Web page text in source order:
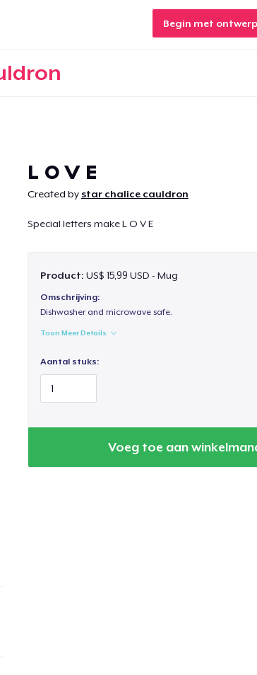
Begin met
L O V E
Created by star chalice cauldron
Special letters make L O V E
Product: US$ 15,99 USD - Mug
Omschrijving:
Dishwasher and microwave safe.
Toon Meer Details
Aantal stuks:
Voeg toe aan